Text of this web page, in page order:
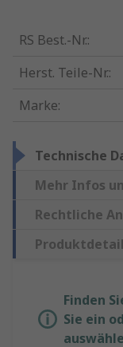
RS Best.-Nr.:
Herst. Teile-Nr.:
Marke:
Technische
Mehr Infos
Rechtliche
Finden
Sie ein